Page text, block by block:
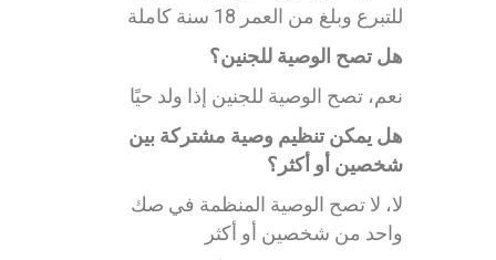
للتبرع وبلغ من العمر 18 سنة كاملة
هل تصح الوصية للجنين؟
نعم، تصح الوصية للجنين إذا ولد حيًا
هل يمكن تنظيم وصية مشتركة بين
شخصين أو أكثر؟
لا، لا تصح الوصية المنظمة في صك
واحد من شخصين أو أكثر